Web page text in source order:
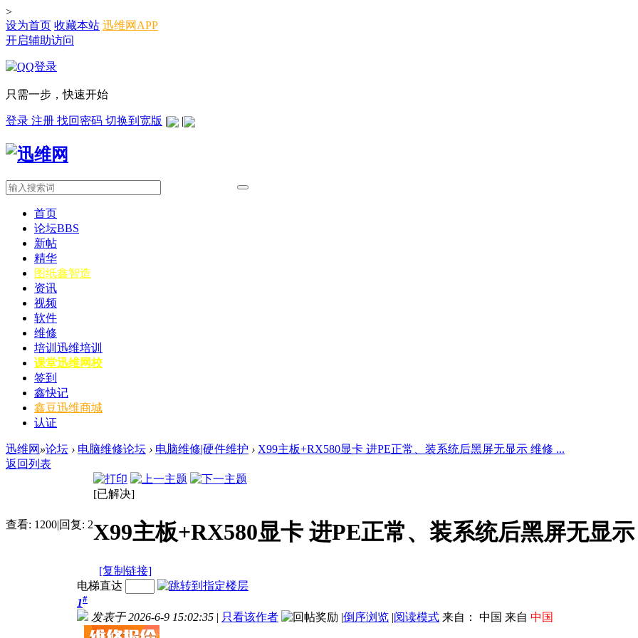
>
设为首页 收藏本站 迅维网APP
开启辅助访问
只需一步，快速开始
登录 注册 找回密码 切换到宽版 | |
首页
论坛BBS
新帖
精华
图纸鑫智造
资讯
视频
软件
维修
培训 迅维培训
课堂迅维网校
签到
鑫快记
鑫豆迅维商城
认证
迅维网 »论坛 › 电脑维修论坛 › 电脑维修|硬件维护 › X99主板+RX580显卡 进PE正常、装系统后黑屏无显示 维修 ...
返回列表
查看: 1200|回复: 2
[已解决]
X99主板+RX580显卡 进PE正常、装系统后黑屏无显
[复制链接]
电梯直达
1#
发表于 2026-6-9 15:02:35 | 只看该作者 |倒序浏览 |阅读模式 来自： 中国 来自 中国